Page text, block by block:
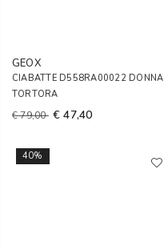
GEOX
CIABATTE D558RA00022 DONNA
TORTORA
€ 79,00 € 47,40
40%